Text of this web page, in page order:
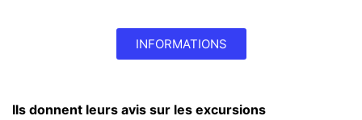
INFORMATIONS
Ils donnent leurs avis sur les excursions